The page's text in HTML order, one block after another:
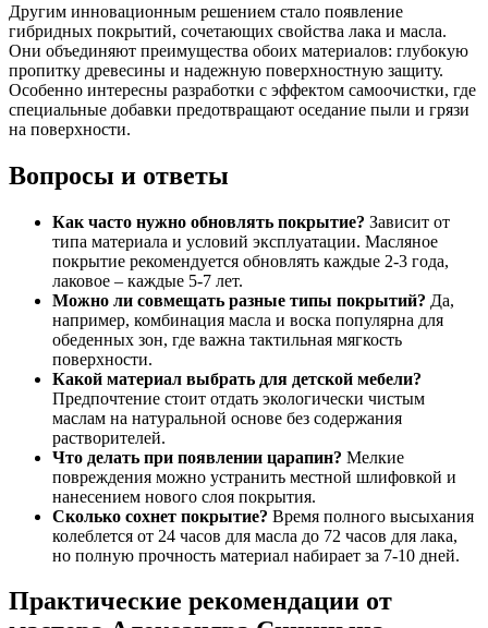
Другим инновационным решением стало появление
гибридных покрытий, сочетающих свойства лака и масла.
Они объединяют преимущества обоих материалов: глубокую
пропитку древесины и надежную поверхностную защиту.
Особенно интересны разработки с эффектом самоочистки, где
специальные добавки предотвращают оседание пыли и грязи
на поверхности.
Вопросы и ответы
Как часто нужно обновлять покрытие? Зависит от
типа материала и условий эксплуатации. Масляное
покрытие рекомендуется обновлять каждые 2-3 года,
лаковое – каждые 5-7 лет.
Можно ли совмещать разные типы покрытий? Да,
например, комбинация масла и воска популярна для
обеденных зон, где важна тактильная мягкость
поверхности.
Какой материал выбрать для детской мебели?
Предпочтение стоит отдать экологически чистым
маслам на натуральной основе без содержания
растворителей.
Что делать при появлении царапин? Мелкие
повреждения можно устранить местной шлифовкой и
нанесением нового слоя покрытия.
Сколько сохнет покрытие? Время полного высыхания
колеблется от 24 часов для масла до 72 часов для лака,
но полную прочность материал набирает за 7-10 дней.
Практические рекомендации от